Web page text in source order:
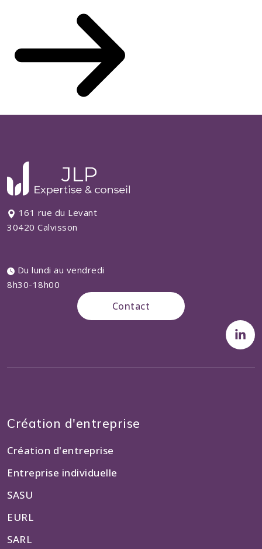
161 rue du Levant
30420 Calvisson
Du lundi au vendredi
8h30-18h00
Contact
Création d'entreprise
Création d'entreprise
Entreprise individuelle
SASU
EURL
SARL